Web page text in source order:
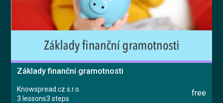
Základy finanční gramotnosti
Knowspread.cz s.r.o.
3 lessons3 steps
free